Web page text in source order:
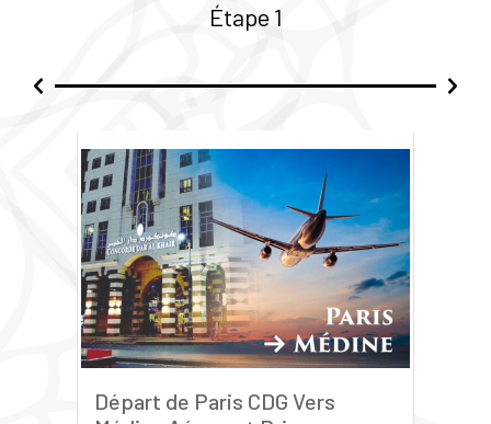
Étape 1
Départ de Paris CDG Vers